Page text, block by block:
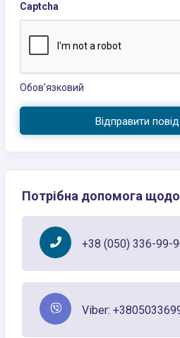
Captcha
Обов’язковий
Відправити
Потрібна допомога
+38 (050) 336-99-
Viber: